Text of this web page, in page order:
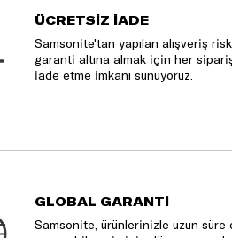
ÜCRETSİZ İADE
Samsonite'tan yapılan alışveriş
garanti altına almak için her
iade etme imkanı sunuyoruz.
GLOBAL GARANTİ
Samsonite, ürünlerinizle uzun süre